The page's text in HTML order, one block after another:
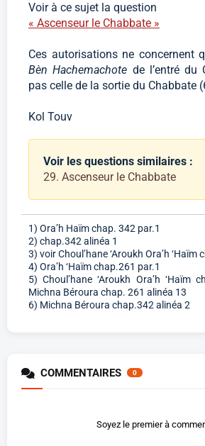
Voir à ce sujet la question
« Ascenseur le Chabbate »
Ces autorisations ne concernent
Bèn Hachemachote de l’entré du
pas celle de la sortie du Chabbate
Kol Touv
Voir les questions similaires :
29. Ascenseur le Chabbate
1) Ora’h Haïm chap. 342 par.1
2) chap.342 alinéa 1
3) voir Choul’hane ‘Aroukh Ora’h ‘Haïm
4) Ora’h ‘Haïm chap.261 par.1
5) Choul’hane ‘Aroukh Ora’h ‘Haïm
Michna Béroura chap. 261 alinéa 13
6) Michna Béroura chap.342 alinéa 2
COMMENTAIRES 0
Soyez le premier à